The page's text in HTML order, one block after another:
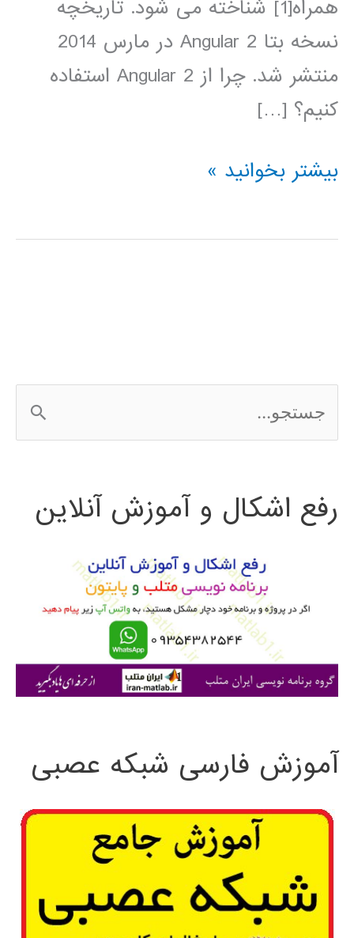
همراه[1] شناخته می شود. تاریخچه
نسخه بتا Angular 2 در مارس 2014
منتشر شد. چرا از Angular 2 استفاده
کنیم؟ […]
آموزش
Angular
بیشتر بخوانید »
س
ج
ی
رفع اشکال و آموزش آنلاین
آموزش فارسی شبکه عصبی